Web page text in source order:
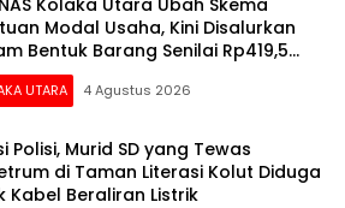
Modal Usaha, Kini Disalurkan
Bentuk Barang Senilai Rp419,5
UTARA 4 Agustus 2026
Polisi, Murid SD yang Tewas
di Taman Literasi Kolut Diduga
Kabel Beraliran Listrik